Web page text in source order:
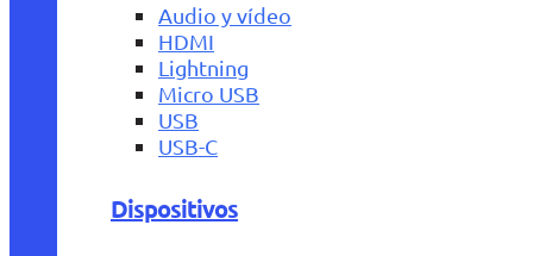
Audio y vídeo
HDMI
Lightning
Micro USB
USB
USB-C
Dispositivos